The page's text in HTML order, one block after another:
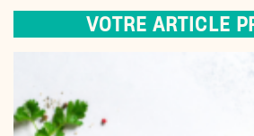
VOTRE ARTICLE